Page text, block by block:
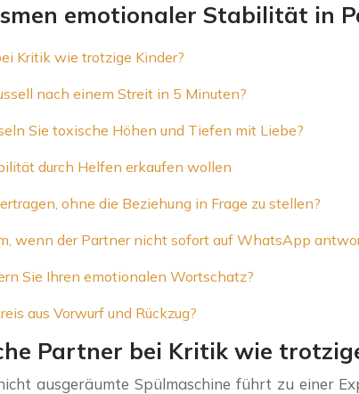
emotionaler Stabilität in
Kritik wie trotzige Kinder?
nach einem Streit in 5 Minuten?
Sie toxische Höhen und Tiefen mit Liebe?
durch Helfen erkaufen wollen
ohne die Beziehung in Frage zu stellen?
wenn der Partner nicht sofort auf WhatsApp
Sie Ihren emotionalen Wortschatz?
aus Vorwurf und Rückzug?
Partner bei Kritik wie
ausgeräumte Spülmaschine führt zu einer